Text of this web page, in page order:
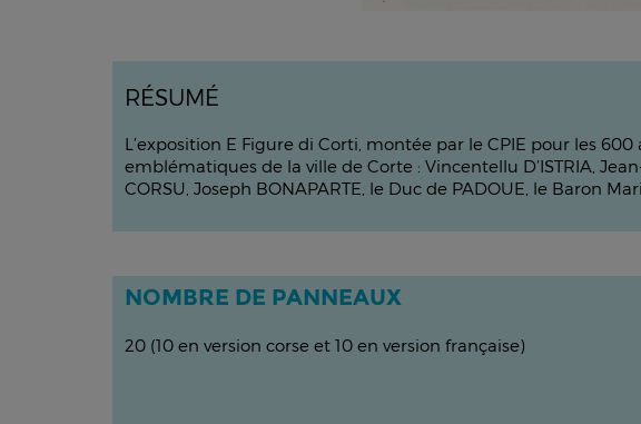
RÉSUMÉ
L’exposition E Figure di Corti, montée par le CPIE pour les
emblématiques de la ville de Corte : Vincentellu D’ISTRIA,
CORSU, Joseph BONAPARTE, le Duc de PADOUE, le Baron
NOMBRE DE PANNEAUX
20 (10 en version corse et 10 en version française)